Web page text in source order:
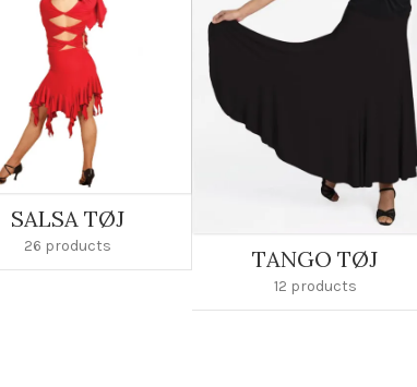
SALSA TØJ
26 products TANGO TØJ
12 products